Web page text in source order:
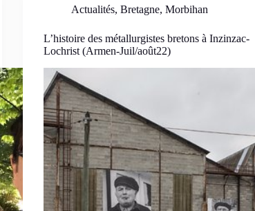
Actualités,Bretagne,Morbihan
L’histoire des métallurgistes bretons à Inzinzac-
Lochrist (Armen-Juil/août22)